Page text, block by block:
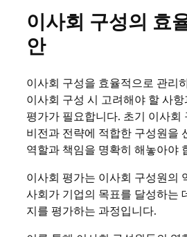
이사회 구성의 효
안
이사회 구성을 효율적으로 관리
이사회 구성 시 고려해야 할 사
평가가 필요합니다. 초기 이사회
비전과 전략에 적합한 구성원을
역할과 책임을 명확히 해놓아야
이사회 평가는 이사회 구성원의
사회가 기업의 목표를 달성하는
지를 평가하는 과정입니다.